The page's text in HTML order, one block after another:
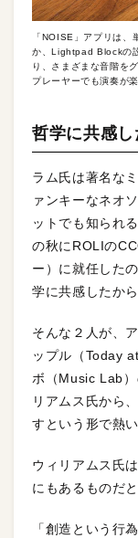
「NOISE」アプリは、
か、Lightpad Blockの
り、さまざまな音階を
プレーヤーでも演奏が楽
哲学に共感
ラム氏は著名な
ァンキーなネオ
ットでも知られ
の秋にROLIの
ー）に就任した
学に共感したか
そんな２人が、
ップル（Today
ボ（Music Lab）
リアムス氏から
すという形で熱
ウィリアムス氏
にもあるものだと
「創造という行